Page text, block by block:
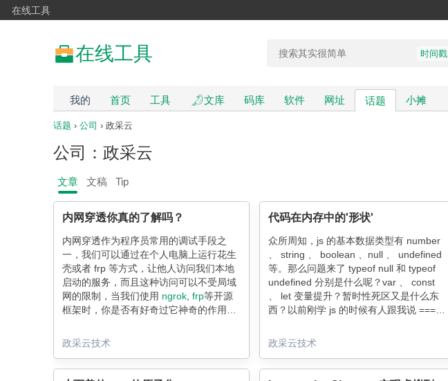
在线工具
在线工具 时间戳
我的 首页 工具 文库 码库 软件 网址 话题 小摊
话题 › 公司 › 政采云
公司：政采云
文章 文稿 Tip
内网穿透你真的了解吗？
内网穿透作为程序员常用的调试手段之
一，我们可以通过在个人电脑上运行花生
壳或者 frp 等方式，让他人访问我们本地
启动的服务，而且这种访问可以不受局域
网的限制，当我们使用 ngrok frp等开源
框架时，你是否有好奇过它神奇的作用？
究竟是怎么通过这种特殊方式让所有人访
问自己的主机的？本文将以 frp 开源框架
政采云技术
代码在内存中的'形状'
众所周知，js 的基本数据类型有 number
、 string 、 boolean 、null 、 undefined
等。那么问题来了 typeof null 和 typeof
undefined 分别是什么呢？var 、 const
、 let 变量提升？暂时性死区又是什么东
西？以前刚学 js 的时候有人跟我说 ===
道不是这样的？
政采云技术